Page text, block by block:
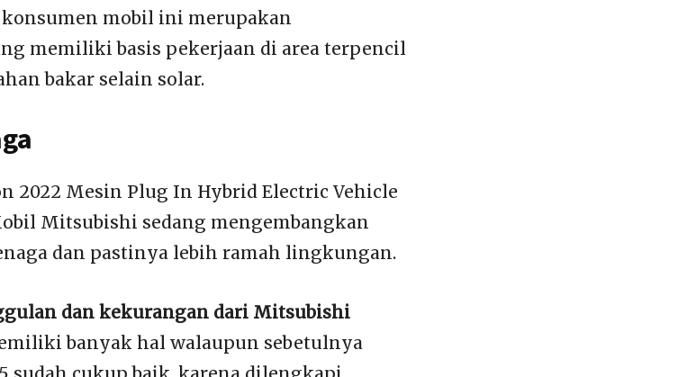
mobil ini merupakan
memiliki basis pekerjaan di area terpencil
bakar selain solar.
2022 Mesin Plug In Hybrid Electric Vehicle
Mitsubishi sedang mengembangkan
dan pastinya lebih ramah lingkungan.
dan kekurangan dari Mitsubishi
banyak hal walaupun sebetulnya